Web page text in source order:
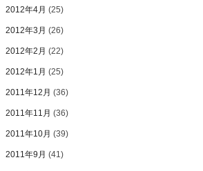
2012年4月 (25)
2012年3月 (26)
2012年2月 (22)
2012年1月 (25)
2011年12月 (36)
2011年11月 (36)
2011年10月 (39)
2011年9月 (41)